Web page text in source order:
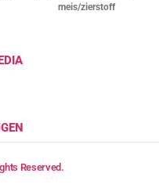
meis/zierstoff
Reserved.